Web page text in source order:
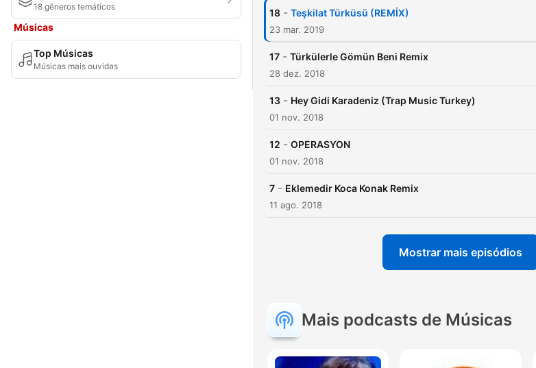
18 gêneros temáticos
Músicas
Top Músicas
Músicas mais ouvidas
18 - Teşkilat Türküsü (REMİX)
23 mar. 2019
17 - Türkülerle Gömün Beni Remix
28 dez. 2018
13 - Hey Gidi Karadeniz (Trap Music Turkey)
01 nov. 2018
12 - OPERASYON
01 nov. 2018
7 - Eklemedir Koca Konak Remix
11 ago. 2018
Mostrar mais episódios
Mais podcasts de Músicas